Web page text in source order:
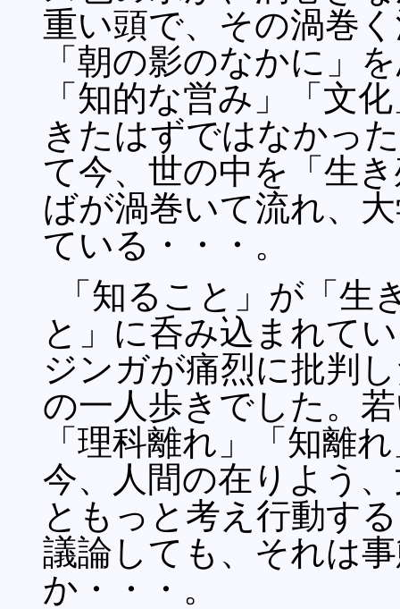
重い頭で、その渦巻
「朝の影のなかに」
「知的な営み」「文
きたはずではなかっ
て今、世の中を「生
ばが渦巻いて流れ、
ている・・・。
「知ること」が「
と」に呑み込まれて
ジンガが痛烈に批判
の一人歩きでした。
「理科離れ」「知離
今、人間の在りよう
ともっと考え行動す
議論しても、それは
か・・・。